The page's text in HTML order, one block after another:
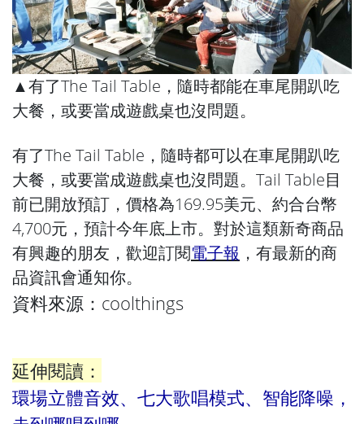
▲有了The Tail Table，隨時都能在車尾開趴吃
大餐，或要當成遊戲桌也沒問題。
有了The Tail Table，隨時都可以在車尾開趴吃
大餐，或要當成遊戲桌也沒問題。Tail Table目
前已開放預訂，價格為169.95美元、約合台幣
4,700元，預計今年底上市。對於這類新奇商品
有興趣的朋友，歡迎訂閱電子報 ，有最新的商
品資訊會通知你。
資料來源： coolthings
延伸閱讀：
環場立體音效、七大歌唱模式、智能降噪，